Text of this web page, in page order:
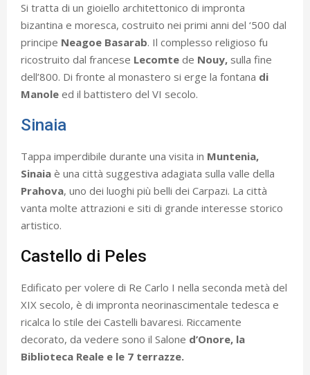
Si tratta di un gioiello architettonico di impronta
bizantina e moresca, costruito nei primi anni del ‘500 dal
principe Neagoe Basarab. Il complesso religioso fu
ricostruito dal francese Lecomte de Nouy, sulla fine
dell’800. Di fronte al monastero si erge la fontana di
Manole ed il battistero del VI secolo.
Sinaia
Tappa imperdibile durante una visita in Muntenia,
Sinaia è una città suggestiva adagiata sulla valle della
Prahova, uno dei luoghi più belli dei Carpazi. La città
vanta molte attrazioni e siti di grande interesse storico
artistico.
Castello di Peles
Edificato per volere di Re Carlo I nella seconda metà del
XIX secolo, è di impronta neorinascimentale tedesca e
ricalca lo stile dei Castelli bavaresi. Riccamente
decorato, da vedere sono il Salone d’Onore, la
Biblioteca Reale e le 7 terrazze.